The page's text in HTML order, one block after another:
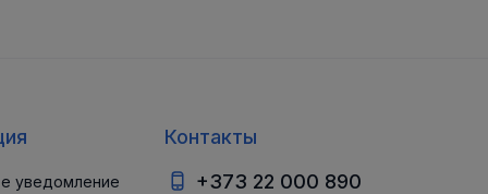
уведомление
Контакты
+373 22 000 890